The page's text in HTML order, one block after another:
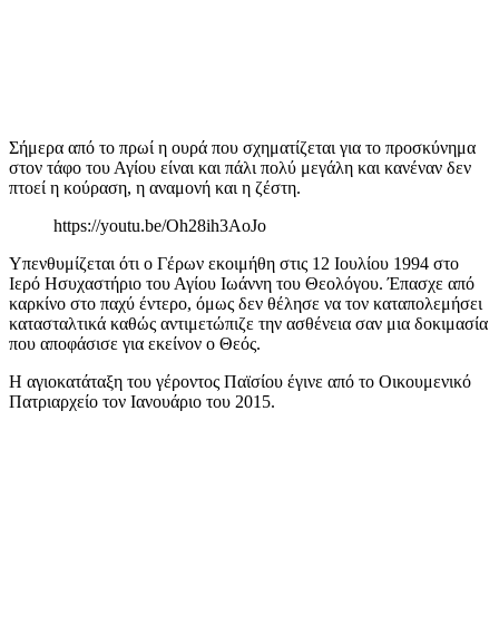
Σήμερα από το πρωί η ουρά που σχηματίζεται για το προσκύνημα
στον τάφο του Αγίου είναι και πάλι πολύ μεγάλη και κανέναν δεν
πτοεί η κούραση, η αναμονή και η ζέστη.
https://youtu.be/Oh28ih3AoJo
Υπενθυμίζεται ότι ο Γέρων εκοιμήθη στις 12 Ιουλίου 1994 στο
Ιερό Ησυχαστήριο του Αγίου Ιωάννη του Θεολόγου. Έπασχε από
καρκίνο στο παχύ έντερο, όμως δεν θέλησε να τον καταπολεμήσει
κατασταλτικά καθώς αντιμετώπιζε την ασθένεια σαν μια δοκιμασία
που αποφάσισε για εκείνον ο Θεός.
Η αγιοκατάταξη του γέροντος Παϊσίου έγινε από το Οικουμενικό
Πατριαρχείο τον Ιανουάριο του 2015.